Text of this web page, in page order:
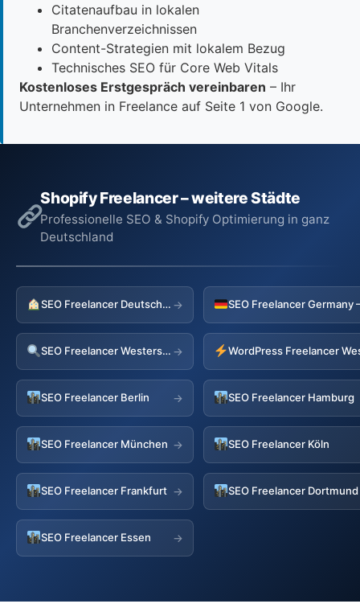
Citatenaufbau in lokalen
Branchenverzeichnissen
Content-Strategien mit lokalem Bezug
Technisches SEO für Core Web Vitals
Kostenloses Erstgespräch vereinbaren – Ihr
Unternehmen in Freelance auf Seite 1 von Google.
Shopify Freelancer – weitere Städte
Professionelle SEO & Shopify Optimierung in ganz
Deutschland
SEO Freelancer Deutschland →
SEO Freelancer Westerstede →
SEO Freelancer Berlin → SEO Freelancer Hamburg
SEO Freelancer München → SEO Freelancer Köln
SEO Freelancer Frankfurt → SEO Freelancer Dortmund
SEO Freelancer Essen →